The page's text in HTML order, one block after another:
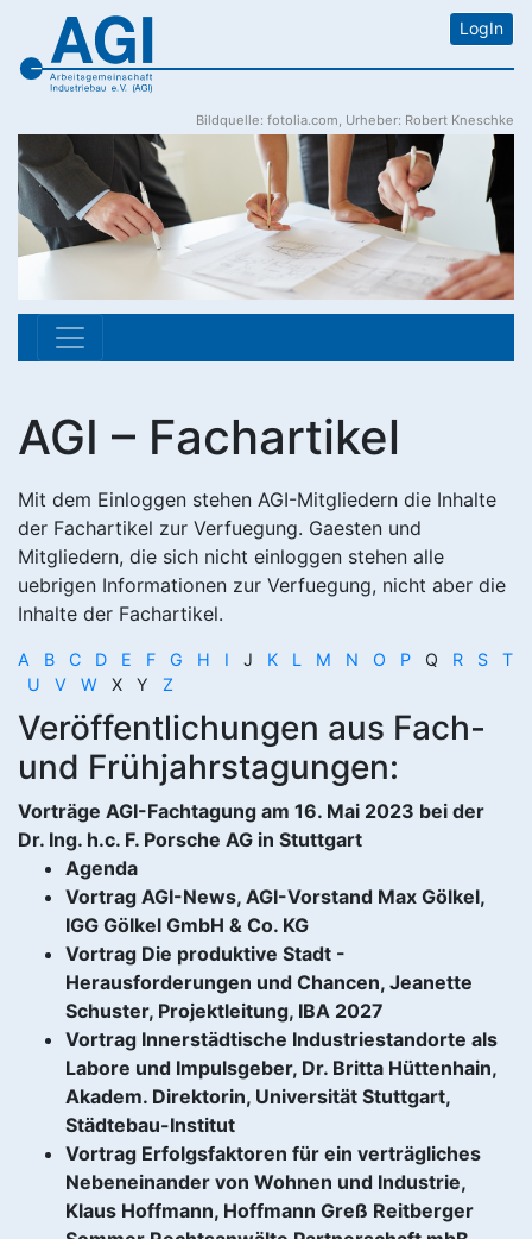
LogIn
Bildquelle: fotolia.com, Urheber: Robert Kneschke
AGI – Fachartikel
Mit dem Einloggen stehen AGI-Mitgliedern die Inhalte
der Fachartikel zur Verfuegung. Gaesten und
Mitgliedern, die sich nicht einloggen stehen alle
uebrigen Informationen zur Verfuegung, nicht aber die
Inhalte der Fachartikel.
A B C D E F G H I J K L M N O P Q R S
T
U
V W X Y Z
Veröffentlichungen aus Fach-
und Frühjahrstagungen:
Vorträge AGI-Fachtagung am 16. Mai 2023 bei der
Dr. Ing. h.c. F. Porsche AG in Stuttgart
Agenda
Vortrag AGI-News, AGI-Vorstand Max Gölkel,
IGG Gölkel GmbH & Co. KG
Vortrag Die produktive Stadt -
Herausforderungen und Chancen, Jeanette
Schuster, Projektleitung, IBA 2027
Vortrag Innerstädtische Industriestandorte als
Labore und Impulsgeber, Dr. Britta Hüttenhain,
Akadem. Direktorin, Universität Stuttgart,
Städtebau-Institut
Vortrag Erfolgsfaktoren für ein verträgliches
Nebeneinander von Wohnen und Industrie,
Klaus Hoffmann, Hoffmann Greß Reitberger